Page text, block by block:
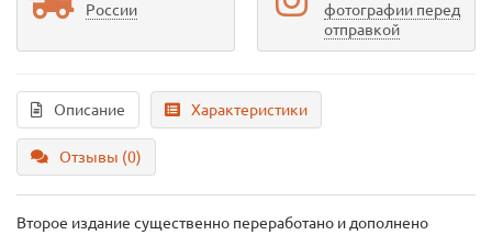
России
фотографии перед
отправкой
Описание Характеристики
Отзывы (0)
Второе издание существенно переработано и дополнено